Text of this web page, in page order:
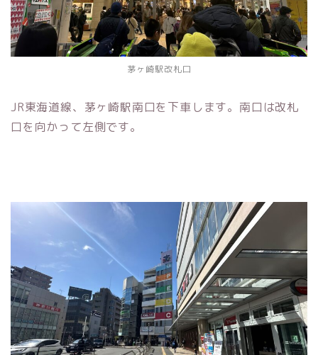
茅ヶ崎駅改札口
JR東海道線、茅ヶ崎駅南口を下車します。南口は改札
口を向かって左側です。